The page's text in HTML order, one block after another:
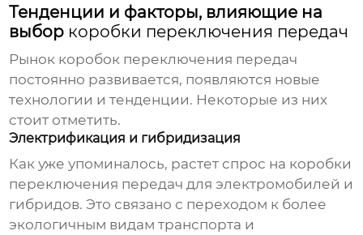
Тенденции и факторы, влияющие на
выбор коробки переключения передач
Рынок коробок переключения передач
постоянно развивается, появляются новые
технологии и тенденции. Некоторые из них
стоит отметить.
Электрификация и гибридизация
Как уже упоминалось, растет спрос на коробки
переключения передач для электромобилей и
гибридов. Это связано с переходом к более
экологичным видам транспорта и